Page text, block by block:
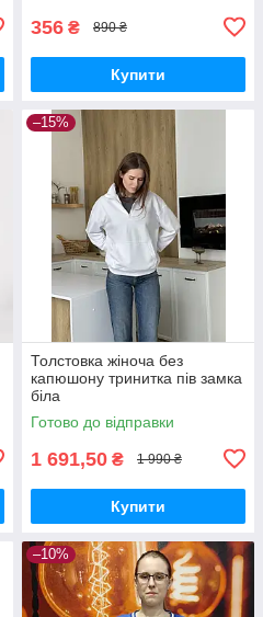
356 ₴ 890 ₴
Купити
–15%
Толстовка жіноча без
капюшону тринитка пів замка
біла
Готово до відправки
1 691,50 ₴ 1 990 ₴
Купити
–10%